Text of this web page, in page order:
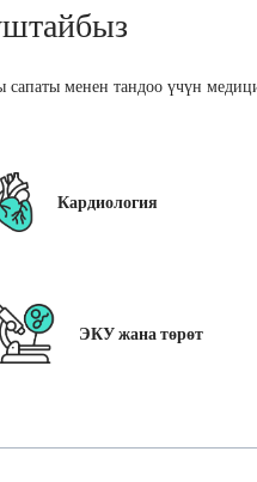
менен тандоо үчүн
Кардиология
ЭКУ жана төрөт